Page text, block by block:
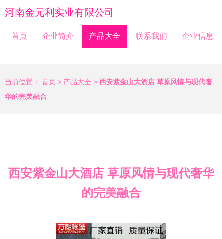
河南金元利实业有限公司
首页 企业简介 产品大全 联系我们 企业信息
当前位置： 首页 > 产品大全 > 西安紫金山大酒店 草原风情与现代奢
华的完美融合
西安紫金山大酒店 草原风情与现代奢华
的完美融合